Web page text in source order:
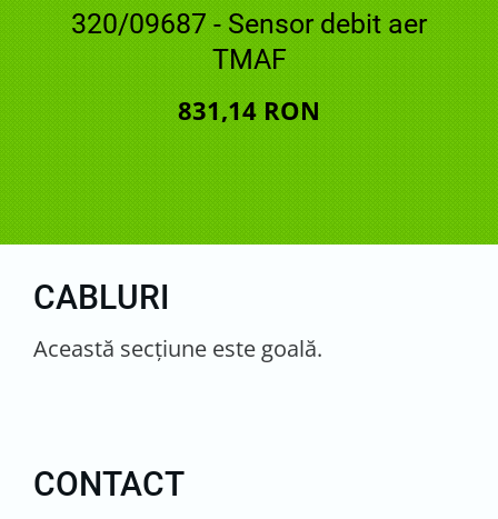
320/09687 - Sensor debit aer
TMAF
831,14 RON
CABLURI
Această secţiune este goală.
CONTACT